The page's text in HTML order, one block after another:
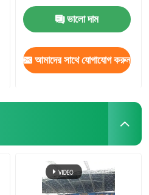
ভালো দাম
আমাদের সাথে যোগাযোগ করুন